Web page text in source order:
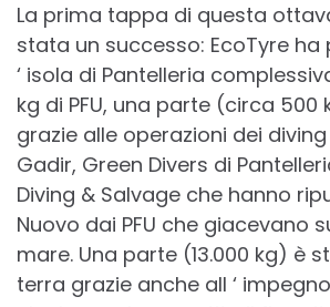
La prima tappa di questa
stata un successo: EcoTyre
‘ isola di Pantelleria
kg di PFU, una parte (circa
grazie alle operazioni dei diving
Gadir, Green Divers di
Diving & Salvage che hanno
Nuovo dai PFU che giacevano
mare. Una parte (13.000 kg) è
terra grazie anche all ‘